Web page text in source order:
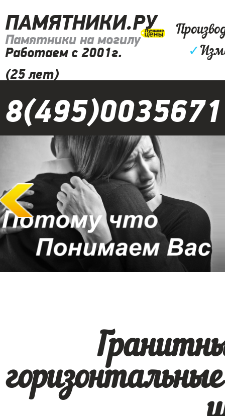
ПАМЯТНИКИ.РУ
Памятники на могилу
Работаем с 2001г.
(25 лет)
✓
8(495)0035671